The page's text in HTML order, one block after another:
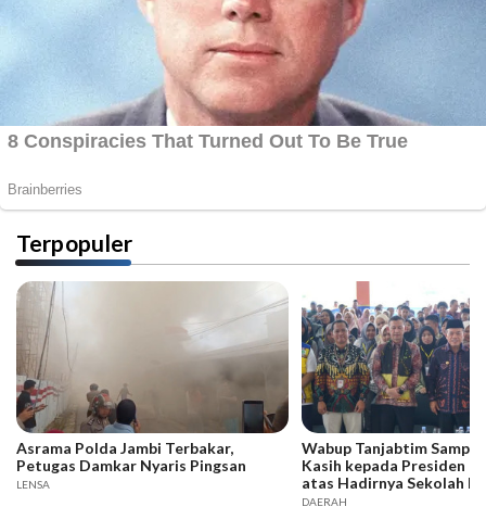
Terpopuler
Asrama Polda Jambi Terbakar,
Petugas Damkar Nyaris Pingsan
LENSA
Wabup Tanjabtim
Kasih kepada Presiden
atas Hadirnya Sekolah
DAERAH